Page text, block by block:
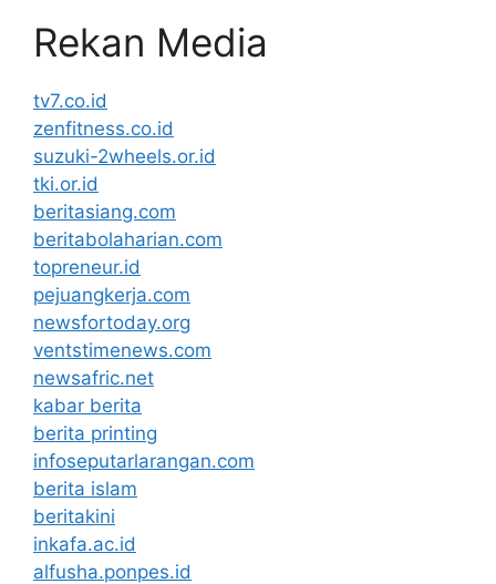
Rekan Media
tv7.co.id
zenfitness.co.id
suzuki-2wheels.or.id
tki.or.id
beritasiang.com
beritabolaharian.com
topreneur.id
pejuangkerja.com
newsfortoday.org
ventstimenews.com
newsafric.net
kabar berita
berita printing
infoseputarlarangan.com
berita islam
beritakini
inkafa.ac.id
alfusha.ponpes.id